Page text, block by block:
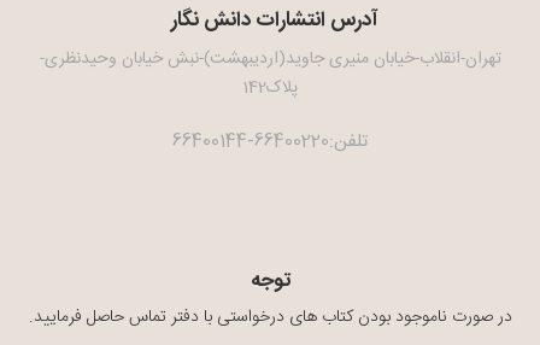
آدرس انتشارات دانش نگار
تهران-انقلاب-خیابان منیری جاوید(اردیبهشت)-نبش خیابان وحیدنظری-
پلاک142
تلفن:66400220-66400144
توجه
در صورت ناموجود بودن کتاب های درخواستی با دفتر تماس حاصل فرمایید.